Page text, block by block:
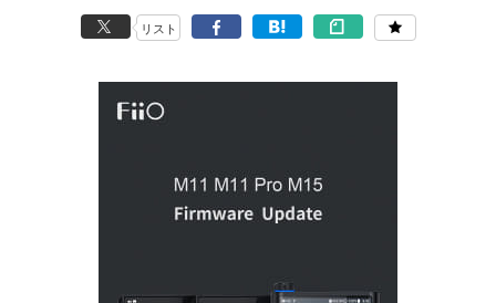
リスト